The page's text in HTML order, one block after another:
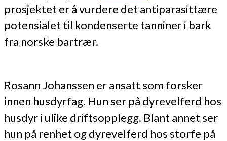
prosjektet er å vurdere det antiparasittære
potensialet til kondenserte tanniner i bark
fra norske bartrær.
Rosann Johanssen er ansatt som forsker
innen husdyrfag. Hun ser på dyrevelferd hos
husdyr i ulike driftsopplegg. Blant annet ser
hun på renhet og dyrevelferd hos storfe på